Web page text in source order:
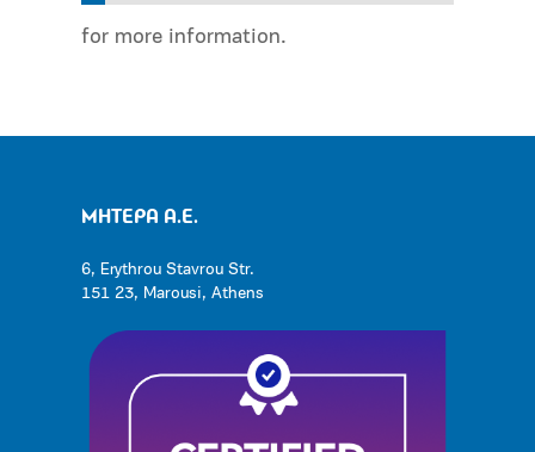
for more information.
ΜΗΤΕΡΑ Α.Ε.
6, Erythrou Stavrou Str.
151 23, Marousi, Athens